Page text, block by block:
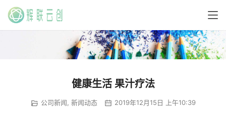
健康生活 果汁疗法
公司新闻, 新闻动态 2019年12月15日 上午10:39